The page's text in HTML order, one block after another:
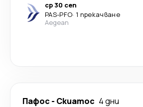
ср 30 сеп
PAS-PFO· 1 прекачване
Aegean
Пафос - Скиатос 4 дни